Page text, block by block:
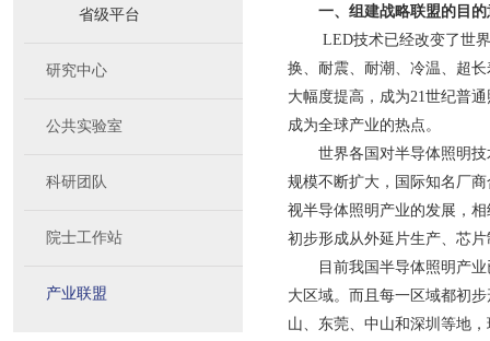
省级平台
研究中心
公共实验室
科研团队
院士工作站
产业联盟
一、组建战略联盟的目的
LED技术已经改变了世
换、耐震、耐潮、冷温、超
大幅度提高，成为21世纪普
成为全球产业的热点。
世界各国对半导体照明
规模不断扩大，国际知名厂
视半导体照明产业的发展，
初步形成从外延片生产、芯
目前我国半导体照明产
大区域。而且每一区域都初
山、东莞、中山和深圳等地